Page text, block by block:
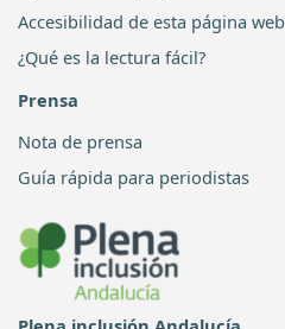
Accesibilidad de esta página web
¿Qué es la lectura fácil?
Prensa
Nota de prensa
Guía rápida para periodistas